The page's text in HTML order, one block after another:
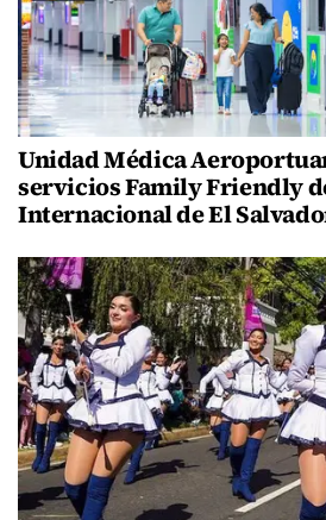
Unidad Médica
servicios Family Friendly
Internacional de El